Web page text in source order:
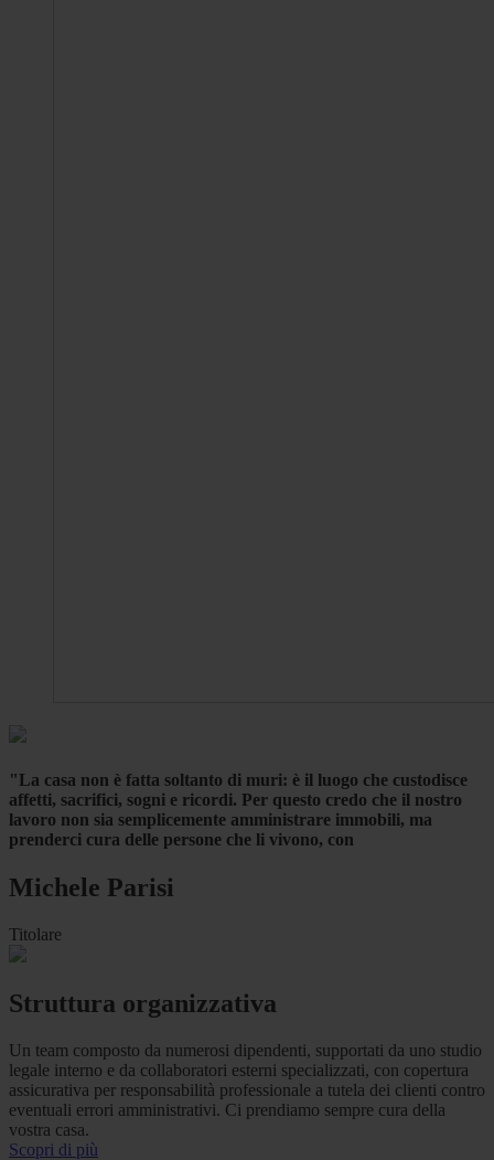
"La casa non è fatta soltanto di muri: è il luogo che custodisce
affetti, sacrifici, sogni e ricordi. Per questo credo che il nostro
lavoro non sia semplicemente amministrare immobili, ma
prenderci cura delle persone che li vivono, con
Michele Parisi
Titolare
Struttura organizzativa
Un team composto da numerosi dipendenti, supportati da uno studio
legale interno e da collaboratori esterni specializzati, con copertura
assicurativa per responsabilità professionale a tutela dei clienti contro
eventuali errori amministrativi. Ci prendiamo sempre cura della
vostra casa.
Scopri di più